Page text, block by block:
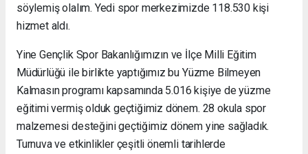
söylemiş olalım. Yedi spor merkezimizde 118.530 kişi
hizmet aldı.
Yine Gençlik Spor Bakanlığımızın ve İlçe Milli Eğitim
Müdürlüğü ile birlikte yaptığımız bu Yüzme Bilmeyen
Kalmasın programı kapsamında 5.016 kişiye de yüzme
eğitimi vermiş olduk geçtiğimiz dönem. 28 okula spor
malzemesi desteğini geçtiğimiz dönem yine sağladık.
Turnuva ve etkinlikler çeşitli önemli tarihlerde